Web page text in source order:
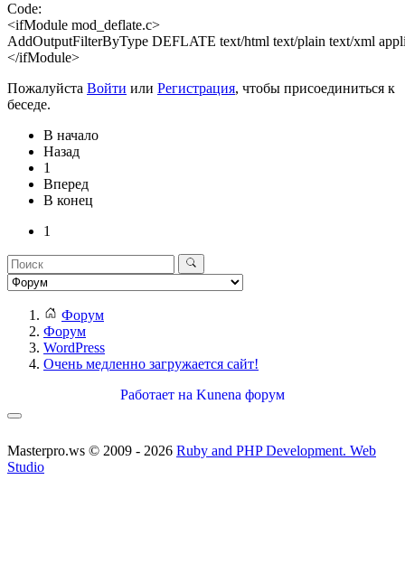
Code:
<ifModule mod_deflate.c>
AddOutputFilterByType DEFLATE text/html text/plain text/xml
</ifModule>
Пожалуйста Войти или Регистрация, чтобы присоединиться к
беседе.
В начало
Назад
1
Вперед
В конец
1
Форум
Форум
WordPress
Очень медленно загружается сайт!
Работает на Kunena форум
Masterpro.ws © 2009 - 2026 Ruby and PHP Development. Web
Studio